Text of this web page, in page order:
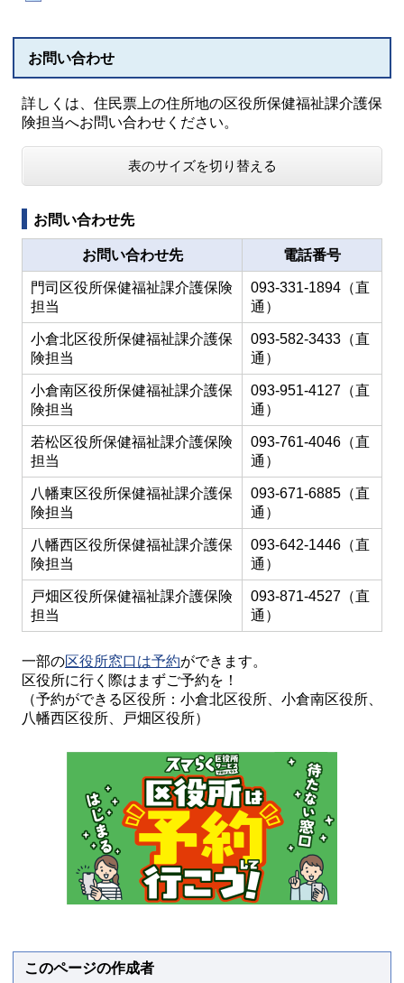
お問い合わせ
詳しくは、住民票上の住所地の区役所保健福祉課介護保
険担当へお問い合わせください。
表のサイズを切り替える
お問い合わせ先
お問い合わせ先 電話番号
門司区役所保健福祉課介護保険
担当
093-331-1894（直
通）
小倉北区役所保健福祉課介護保
険担当
093-582-3433（直
通）
小倉南区役所保健福祉課介護保
険担当
093-951-4127（直
通）
若松区役所保健福祉課介護保険
担当
093-761-4046（直
通）
八幡東区役所保健福祉課介護保
険担当
093-671-6885（直
通）
八幡西区役所保健福祉課介護保
険担当
093-642-1446（直
通）
戸畑区役所保健福祉課介護保険
担当
093-871-4527（直
通）
一部の区役所窓口は予約ができます。
区役所に行く際はまずご予約を！
（予約ができる区役所：小倉北区役所、小倉南区役所、
八幡西区役所、戸畑区役所）
このページの作成者